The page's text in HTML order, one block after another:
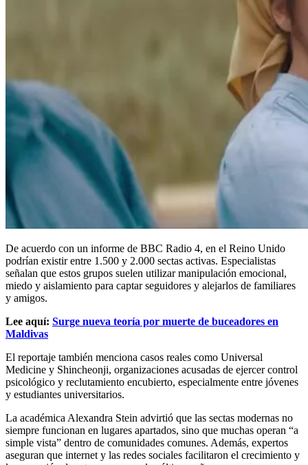
De acuerdo con un informe de BBC Radio 4, en el Reino Unido
podrían existir entre 1.500 y 2.000 sectas activas. Especialistas
señalan que estos grupos suelen utilizar manipulación emocional,
miedo y aislamiento para captar seguidores y alejarlos de familiares
y amigos.
Lee aquí: Surge nueva teoría por muerte de buceadores en
Maldivas
El reportaje también menciona casos reales como Universal
Medicine y Shincheonji, organizaciones acusadas de ejercer control
psicológico y reclutamiento encubierto, especialmente entre jóvenes
y estudiantes universitarios.
La académica Alexandra Stein advirtió que las sectas modernas no
siempre funcionan en lugares apartados, sino que muchas operan “a
simple vista” dentro de comunidades comunes. Además, expertos
aseguran que internet y las redes sociales facilitaron el crecimiento y